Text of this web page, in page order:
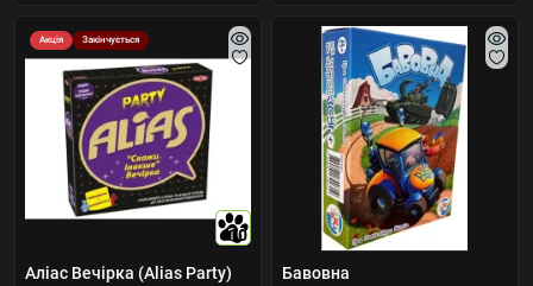
Акція Закінчується
10
Аліас Вечірка (Alias ​​Party)
Бавовна